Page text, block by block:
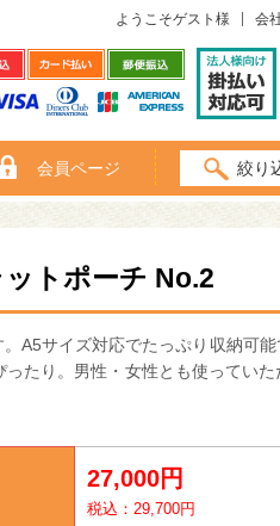
ようこそゲスト様 会
会員ページ 絞り
トポーチ No.2
A5サイズ対応でたっぷり収納可
たり。男性・女性とも使っていた
27,000円
税込：29,700円